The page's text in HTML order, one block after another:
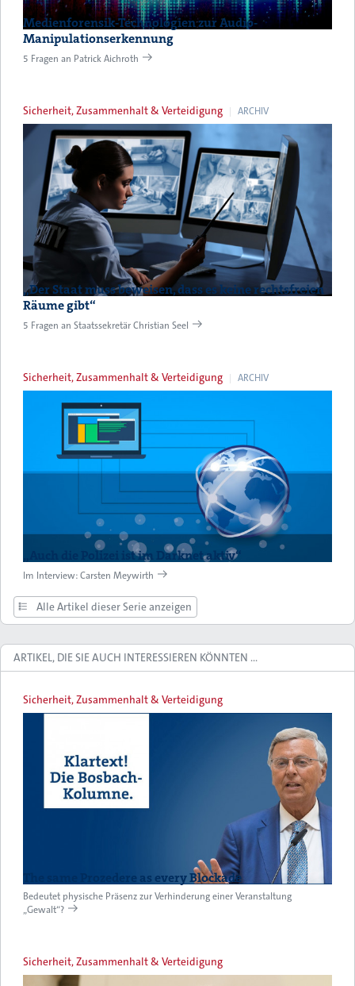
Medienforensik-Technologien zur Audio-
Manipulationserkennung
5 Fragen an Patrick Aichroth
Sicherheit, Zusammenhalt & Verteidigung ARCHIV
„Der Staat muss beweisen, dass es keine rechtsfreien
Räume gibt“
5 Fragen an Staatssekretär Christian Seel
Sicherheit, Zusammenhalt & Verteidigung ARCHIV
„Auch die Polizei ist im Darknet aktiv“
Im Interview: Carsten Meywirth
Alle Artikel dieser Serie anzeigen
ARTIKEL, DIE SIE AUCH INTERESSIEREN KÖNNTEN …
Sicherheit, Zusammenhalt & Verteidigung
The same Prozedere as every Blockade
Bedeutet physische Präsenz zur Verhinderung einer Veranstaltung
„Gewalt“?
Sicherheit, Zusammenhalt & Verteidigung